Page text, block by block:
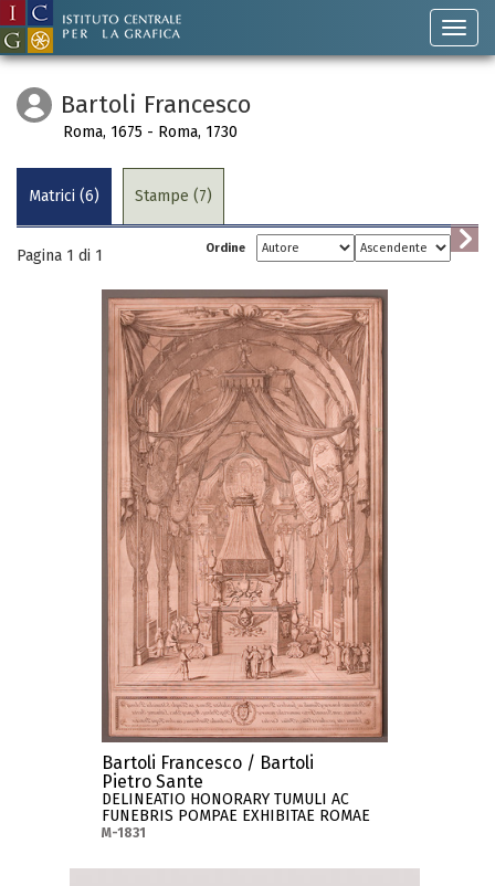
Bartoli Francesco
Roma, 1675 - Roma, 1730
Matrici (6) Stampe (7)
Pagina 1 di 1 Ordine
Bartoli Francesco / Bartoli
Pietro Sante
DELINEATIO HONORARY TUMULI AC
FUNEBRIS POMPAE EXHIBITAE ROMAE
M-1831